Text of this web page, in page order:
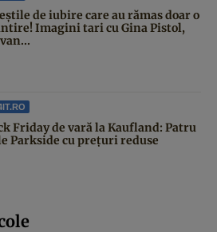
de iubire care au rămas doar o
Imagini tari cu Gina Pistol,
Friday de vară la Kaufland: Patru
Parkside cu prețuri reduse